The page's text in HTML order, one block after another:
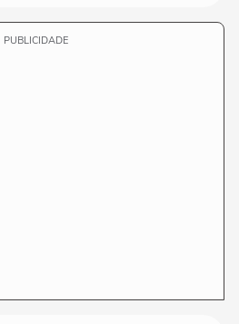
PUBLICIDADE